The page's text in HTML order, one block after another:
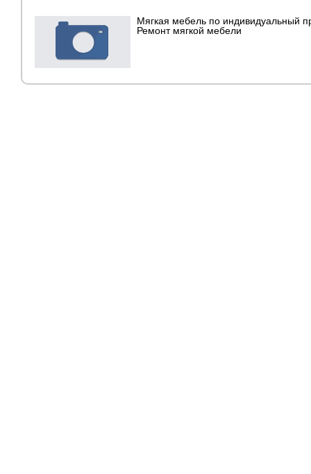
Мягкая мебель по индивидуальный
Ремонт мягкой мебели